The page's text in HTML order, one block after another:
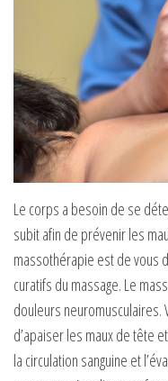
Le corps a besoin de se
subit afin de prévenir les
massothérapie est de vous
curatifs du massage. Le
douleurs neuromusculaires.
d’apaiser les maux de tête
la circulation sanguine et